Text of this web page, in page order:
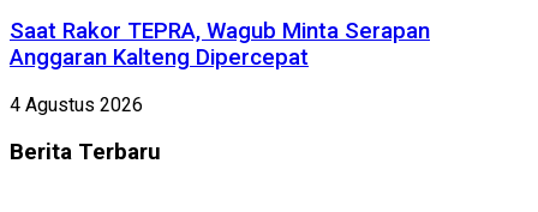
Saat Rakor TEPRA, Wagub Minta Serapan
Anggaran Kalteng Dipercepat
4 Agustus 2026
Berita Terbaru